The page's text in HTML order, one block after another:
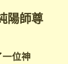
陽師尊
位神